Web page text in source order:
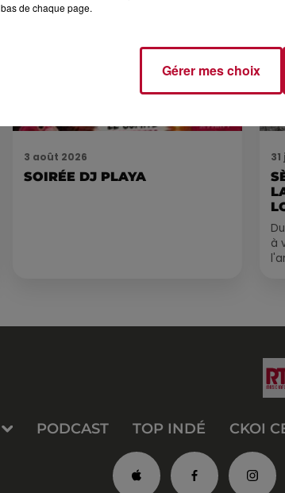
3 août 2026
SOIRÉE DJ PLAYA
à
PODCAST TOP INDÉ CKOI
bas de chaque page.
Gérer mes choix